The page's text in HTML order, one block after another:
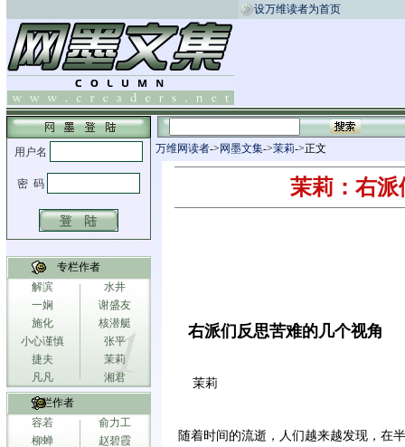
设万维读者为首页
专栏作者
解滨
水井
一娴
谢盛友
施化
核潜艇
小心谨慎
张平
捷夫
茉莉
凡凡
湘君
专栏作者
容若
俞力工
柳蝉
赵碧霞
万维网读者-> 网墨文集->茉莉->正文
茉莉：右
右派们反思苦难的几个视角
茉莉
随着时间的流逝，人们越来越发现，在